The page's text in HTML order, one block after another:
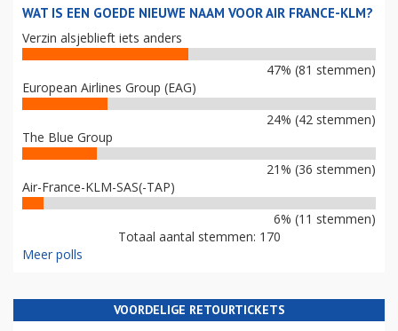
WAT IS EEN GOEDE NIEUWE NAAM VOOR AIR FRANCE-KLM?
Verzin alsjeblieft iets anders
47% (81 stemmen)
European Airlines Group (EAG)
24% (42 stemmen)
The Blue Group
21% (36 stemmen)
Air-France-KLM-SAS(-TAP)
6% (11 stemmen)
Totaal aantal stemmen: 170
Meer polls
VOORDELIGE RETOURTICKETS